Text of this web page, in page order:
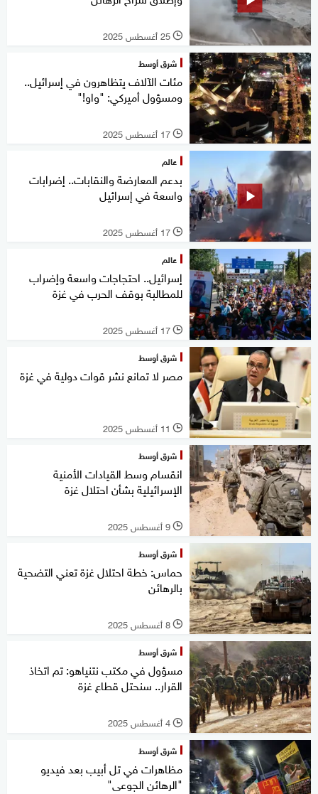
l 25 أغسطس 2025
شرق أوسط
مئات الآلاف يتظاهرون في إسرائيل..
ومسؤول أميركي: "واو!"
l 17 أغسطس 2025
عالم
بدعم المعارضة والنقابات.. إضرابات
واسعة في إسرائيل
l 17 أغسطس 2025
عالم
إسرائيل.. احتجاجات واسعة وإضراب
للمطالبة بوقف الحرب في غزة
l 17 أغسطس 2025
شرق أوسط
مصر لا تمانع نشر قوات دولية في غزة
l 11 أغسطس 2025
شرق أوسط
انقسام وسط القيادات الأمنية
الإسرائيلية بشأن احتلال غزة
l 9 أغسطس 2025
شرق أوسط
حماس: خطة احتلال غزة تعني التضحية
بالرهائن
l 8 أغسطس 2025
شرق أوسط
مسؤول في مكتب نتنياهو: تم اتخاذ
القرار.. سنحتل قطاع غزة
l 4 أغسطس 2025
شرق أوسط
مظاهرات في تل أبيب بعد فيديو
"الرهائن الجوعى"